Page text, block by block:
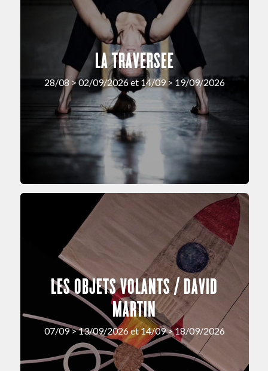
LA TRAVERSEE
28/08 > 02/09/2026 et 14/09 > 19/09/2026
LES OBJETS VOLANTS / DAVID
MARTIN
07/09 > 13/09/2026 et 14/09 > 18/09/2026